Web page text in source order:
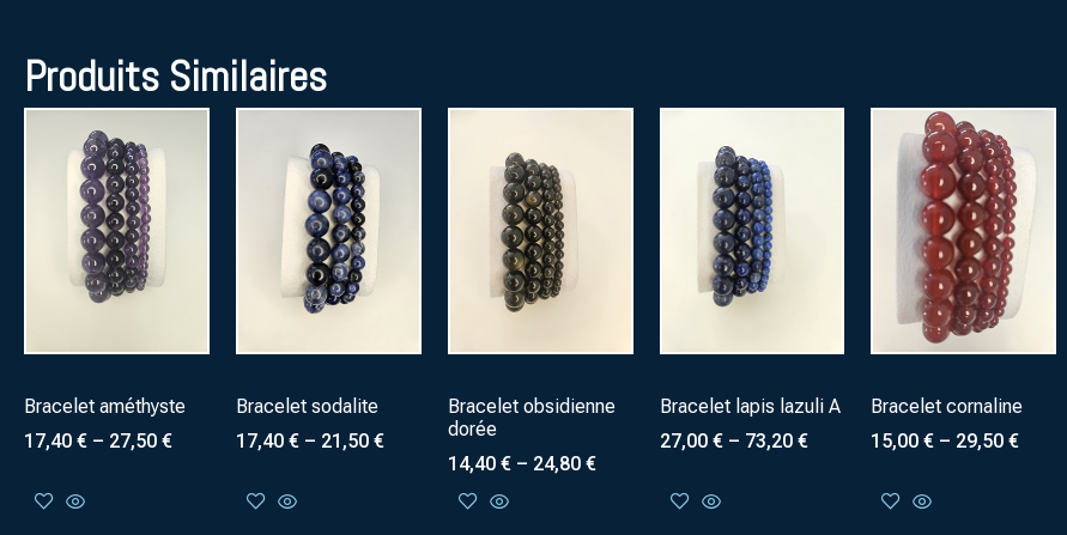
Produits Similaires
Bracelet améthyste
17,40 € – 27,50 €
Bracelet sodalite
17,40 €– 21,50 €
Bracelet obsidienne
dorée
14,40 €– 24,80 €
Bracelet lapis lazuli A
27,00 €– 73,20 €
Bracelet cornaline
15,00€ – 29,50€